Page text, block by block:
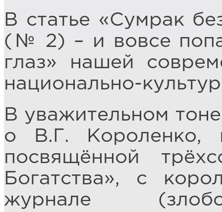
В статье «Сумрак
(№ 2) – и вовсе
глаз» нашей
национально-
В уважительном
о В.Г. Короленко,
посвящённой
Богатства», с
журнале